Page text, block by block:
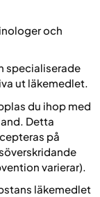
och
specialiserade
ut läkemedlet.
du ihop med
Detta
på
varierar).
läkemedlet